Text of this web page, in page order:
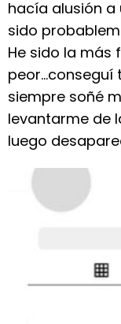
hacía alusión a
sido
He sido la más
peor…conseguí
siempre soñé
levantarme de
luego